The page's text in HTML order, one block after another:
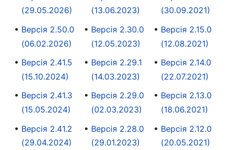
(29.05.2026)
Версія 2.50.0
(06.02.2026)
Версія 2.41.5
(15.10.2024)
Версія 2.41.3
(15.05.2024)
Версія 2.41.2
(29.04.2024)
(13.06.2023)
Версія 2.30.0
(12.05.2023)
Версія 2.29.1
(14.03.2023)
Версія 2.29.0
(02.03.2023)
Версія 2.28.0
(29.01.2023)
(30.09.2021)
Версія 2.15.0
(12.08.2021)
Версія 2.14.0
(22.07.2021)
Версія 2.13.0
(18.06.2021)
Версія 2.12.0
(20.05.2021)